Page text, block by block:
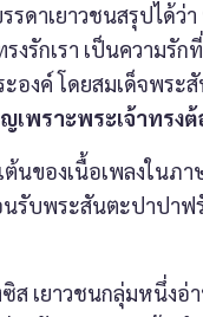
ยาวชนสรุปได้ว่า
รักเรา เป็นความรัก
ะองค์ โดยสมเด็จพร
เพราะพระเจ้าทรง
องเนื้อเพลงในภา
นรับพระสันตะปาป
ยาวชนกลุ่มหนึ่งอ่